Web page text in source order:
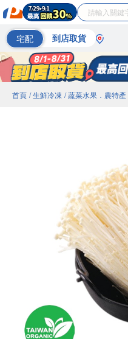
宅配 到店取貨
首頁 / 生鮮冷凍 / 蔬菜水果．農特產